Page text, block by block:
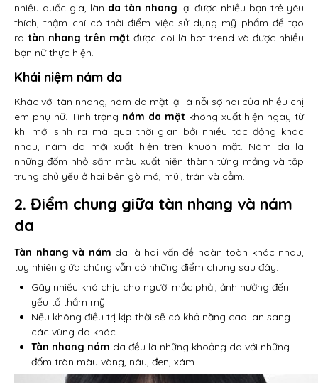
nhiều quốc gia, làn da tàn nhang lại được nhiều bạn trẻ yêu
thích, thậm chí có thời điểm việc sử dụng mỹ phẩm để tạo
ratàn nhang trên mặt được coi là hot trend và được nhiều
bạn nữ thực hiện.
Khái niệm nám da
Khác với tàn nhang, nám da mặt lại là nỗi sợ hãi của nhiều chị
em phụ nữ. Tình trạng nám da mặtkhông xuất hiện ngay từ
khi mới sinh ra mà qua thời gian bởi nhiều tác động khác
nhau, nám da mới xuất hiện trên khuôn mặt. Nám da là
những đốm nhỏ sậm màu xuất hiện thành từng mảng và tập
trung chủ yếu ở hai bên gò má, mũi, trán và cằm.
2. Điểm chung giữa tàn nhang và nám
da
Tàn nhang và nám da là hai vấn đề hoàn toàn khác nhau,
tuy nhiên giữa chúng vẫn có những điểm chung sau đây:
Gây nhiều khó chịu cho người mắc phải, ảnh hưởng đến
yếu tố thẩm mỹ
Nếu không điều trị kịp thời sẽ có khả năng cao lan sang
các vùng da khác.
Tàn nhang nám da đều là những khoảng da với những
đốm tròn màu vàng, nâu, đen, xám…